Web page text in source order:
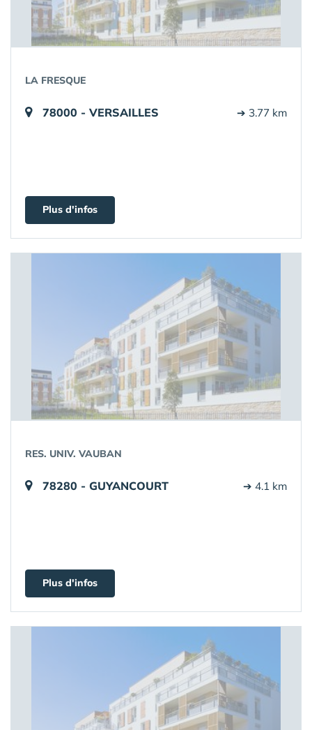
LA FRESQUE
78000 - VERSAILLES ➔ 3.77 km
Plus d'infos
RES. UNIV. VAUBAN
78280 - GUYANCOURT ➔ 4.1 km
Plus d'infos